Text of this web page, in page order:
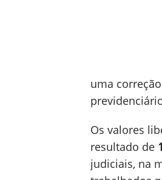
uma
Os valores
resultado de
judiciais, na